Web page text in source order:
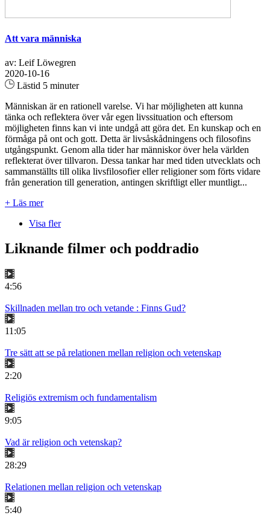
Att vara människa
av: Leif Löwegren
2020-10-16
Lästid 5 minuter
Människan är en rationell varelse. Vi har möjligheten att kunna
tänka och reflektera över vår egen livssituation och eftersom
möjligheten finns kan vi inte undgå att göra det. En kunskap och en
förmåga på ont och gott. Detta är livsåskådningens och filosofins
utgångspunkt. Genom alla tider har människor över hela världen
reflekterat över tillvaron. Dessa tankar har med tiden utvecklats och
sammanställts till olika livsfilosofier eller religioner som förts vidare
från generation till generation, antingen skriftligt eller muntligt...
+ Läs mer
Visa fler
Liknande filmer och poddradio
4:56
Skillnaden mellan tro och vetande : Finns Gud?
11:05
Tre sätt att se på relationen mellan religion och vetenskap
2:20
Religiös extremism och fundamentalism
9:05
Vad är religion och vetenskap?
28:29
Relationen mellan religion och vetenskap
5:40